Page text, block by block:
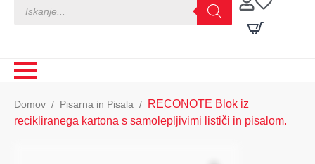
search
Domov Pisarna in Pisala
RECONOTE Blok iz
recikliranega kartona s samolepljivimi lističi in pisalom.